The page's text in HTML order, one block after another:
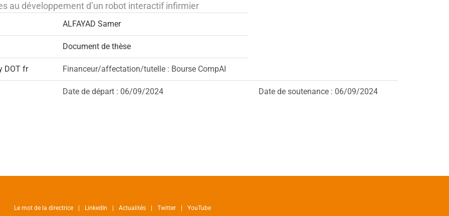
au développement d’un robot interactif infirmier
ALFAYAD Samer
Document de thèse
DOT fr Financeur/affectation/tutelle : Bourse CompAI
Date de départ : 06/09/2024 Date de soutenance : 06/09/2024
Le mot de la directrice LinkedIn Actualités Twitter YouTube